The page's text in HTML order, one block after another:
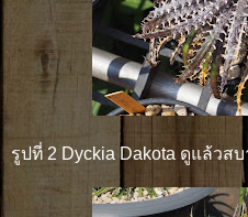
รูปที่ 2 Dyckia Dakota ดูแล้วส